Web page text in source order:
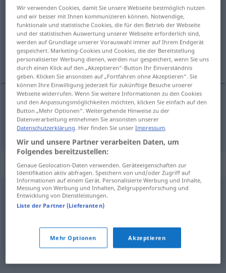
spucken
Übersicht aller Übersetzungen
(Für mehr Details die Übersetzung anklicken/antippen)
pljunuti
pljunuti(pljuvati) spucken
Beispielsätze für "spucken"
große Töne spuckenUMG
pričati na svažvala
krv
Wir verwenden Cookies, damit Sie unsere Webseite bestmöglich nutzen
und wir besser mit Ihnen kommunizieren können. Notwendige,
funktionale und statistische Cookies, die für den Betrieb der Webseite
und der statistischen Auswertung unserer Webseite erforderlich sind,
werden auf Grundlage unserer Vorauswahl immer auf Ihrem Endgerät
gespeichert. Marketing-Cookies und Cookies, die der Bereitstellung
personalisierter Werbung dienen, werden nur gespeichert, wenn Sie uns
durch einen Klick auf den „Akzeptieren“-Button Ihr Einverständnis
geben. Klicken Sie ansonsten auf „Fortfahren ohne Akzeptieren“. Sie
können Ihre Einwilligung jederzeit für zukünftige Besuche unserer
Webseite widerrufen. Wenn Sie weitere Informationen zu den Cookies
und den Anpassungsmöglichkeiten möchten, klicken Sie einfach auf den
Button „Mehr Optionen“. Weitergehende Hinweise zu der
Datenverarbeitung entnehmen Sie ansonsten unserer
Datenschutzerklärung. Hier finden Sie unserImpressum.
Wir und unsere Partner verarbeiten Daten, um
Folgendes bereitzustellen:
Genaue Geolocation-Daten verwenden. Geräteeigenschaften zur
Identifikation aktiv abfragen. Speichern von und/oder Zugriff auf
Informationen auf einem Gerät. Personalisierte Werbung und Inhalte,
Messung von Werbung und Inhalten, Zielgruppenforschung und
Entwicklung von Dienstleistungen.
Liste der Partner (Lieferanten)
Mehr Optionen Akzeptieren